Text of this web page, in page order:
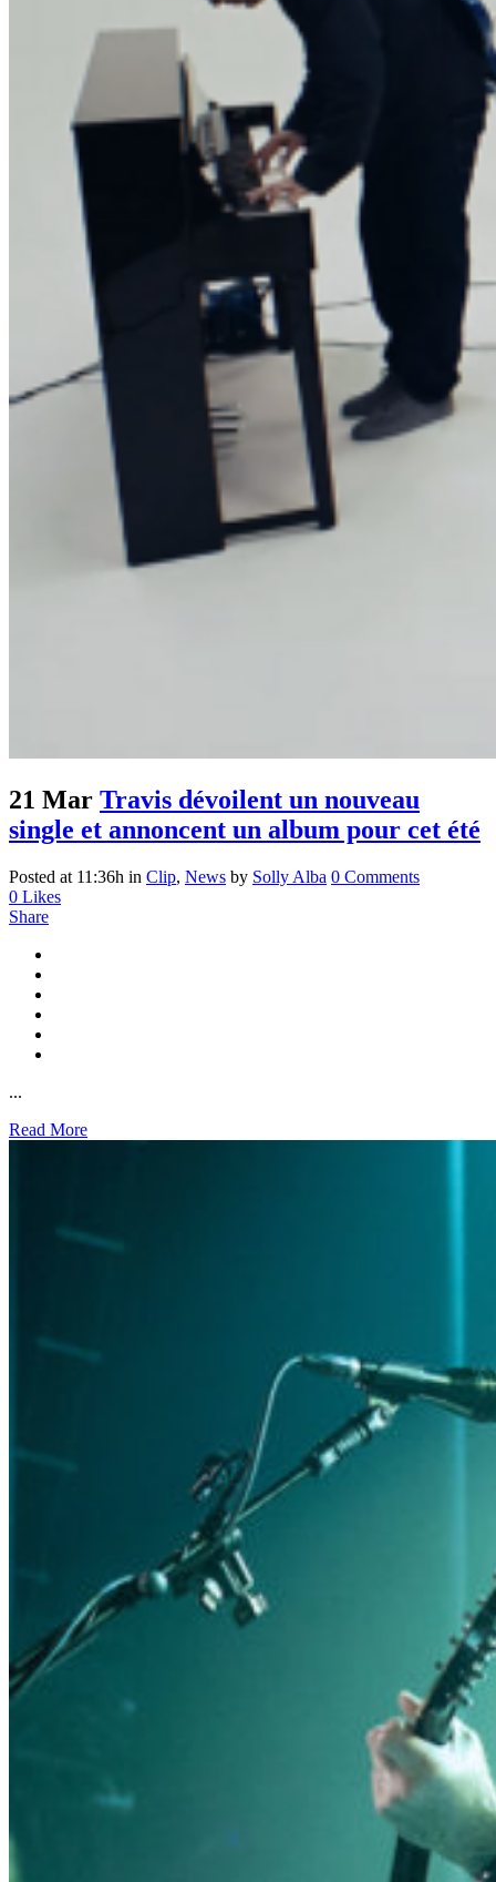
21 Mar Travis dévoilent un nouveau
single et annoncent un album pour cet été
Posted at 11:36h in Clip, News by Solly Alba 0 Comments
0 Likes
Share
...
Read More